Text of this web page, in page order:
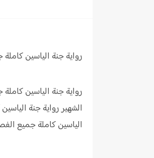
رواية جنة الياسينكاملة
رواية جنة الياسين
الشهير رواية جنة
الياسين كاملة جميع